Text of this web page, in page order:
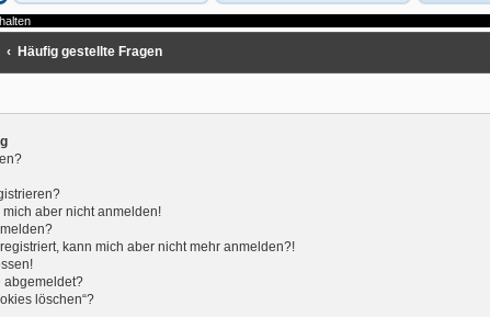
Häufig gestellte Fragen
aber nicht anmelden!
kann mich aber nicht mehr anmelden?!
abgemeldet?
löschen“?